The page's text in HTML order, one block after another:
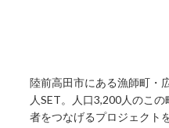
陸前高田市にある漁師町・
人SET。人口3,200人のこ
者をつなげるプロジェクト